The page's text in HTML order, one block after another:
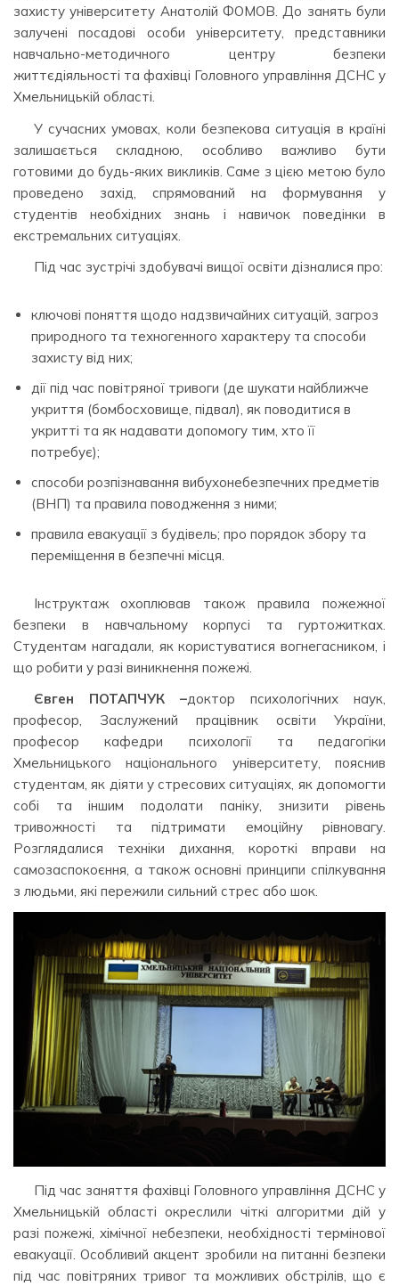
захисту університету Анатолій ФОМОВ. До занять були
залучені посадові особи університету, представники
навчально-методичного центру безпеки
життєдіяльності та фахівці Головного управління ДСНС у
Хмельницькій області.
У сучасних умовах, коли безпекова ситуація в країні
залишається складною, особливо важливо бути
готовими до будь-яких викликів. Саме з цією метою було
проведено захід, спрямований на формування у
студентів необхідних знань і навичок поведінки в
екстремальних ситуаціях.
Під час зустрічі здобувачі вищої освіти дізналися про:
ключові поняття щодо надзвичайних ситуацій, загроз
природного та техногенного характеру та способи
захисту від них;
дії під час повітряної тривоги (де шукати найближче
укриття (бомбосховище, підвал), як поводитися в
укритті та як надавати допомогу тим, хто її
потребує);
способи розпізнавання вибухонебезпечних предметів
(ВНП) та правила поводження з ними;
правила евакуації з будівель; про порядок збору та
переміщення в безпечні місця.
Інструктаж охоплював також правила пожежної
безпеки в навчальному корпусі та гуртожитках.
Студентам нагадали, як користуватися вогнегасником, і
що робити у разі виникнення пожежі.
Євген ПОТАПЧУК –доктор психологічних наук,
професор, Заслужений працівник освіти України,
професор кафедри психології та педагогіки
Хмельницького національного університету, пояснив
студентам, як діяти у стресових ситуаціях, як допомогти
собі та іншим подолати паніку, знизити рівень
тривожності та підтримати емоційну рівновагу.
Розглядалися техніки дихання, короткі вправи на
самозаспокоєння, а також основні принципи спілкування
з людьми, які пережили сильний стрес або шок.
Під час заняття фахівці Головного управління ДСНС у
Хмельницькій області окреслили чіткі алгоритми дій у
разі пожежі, хімічної небезпеки, необхідності термінової
евакуації. Особливий акцент зробили на питанні безпеки
під час повітряних тривог та можливих обстрілів, що є